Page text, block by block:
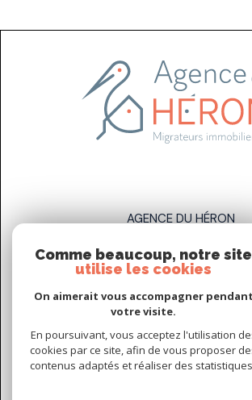
AGENCE DU HÉRON
07 83 89 58 93
6 bis Rue de la Grande Maison, 77890
NOUS SUIVRE SUR
Comme beaucoup, notre site
utilise les cookies
On aimerait vous accompagner pendant
votre visite.
En poursuivant, vous acceptez l'utilisation
cookies par ce site, afin de vous proposer
contenus adaptés et réaliser des